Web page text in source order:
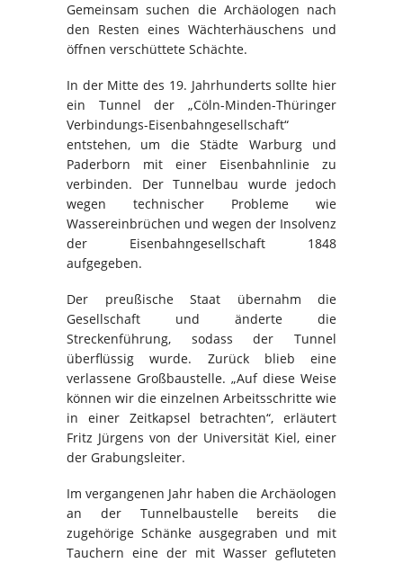
Gemeinsam suchen die Archäologen nach
den Resten eines Wächterhäuschens und
öffnen verschüttete Schächte.
In der Mitte des 19. Jahrhunderts sollte hier
ein Tunnel der „Cöln-Minden-Thüringer
Verbindungs-Eisenbahngesellschaft“
entstehen, um die Städte Warburg und
Paderborn mit einer Eisenbahnlinie zu
verbinden. Der Tunnelbau wurde jedoch
wegen technischer Probleme wie
Wassereinbrüchen und wegen der Insolvenz
der Eisenbahngesellschaft 1848
aufgegeben.
Der preußische Staat übernahm die
Gesellschaft und änderte die
Streckenführung, sodass der Tunnel
überflüssig wurde. Zurück blieb eine
verlassene Großbaustelle. „Auf diese Weise
können wir die einzelnen Arbeitsschritte wie
in einer Zeitkapsel betrachten“, erläutert
Fritz Jürgens von der Universität Kiel, einer
der Grabungsleiter.
Im vergangenen Jahr haben die Archäologen
an der Tunnelbaustelle bereits die
zugehörige Schänke ausgegraben und mit
Tauchern eine der mit Wasser gefluteten